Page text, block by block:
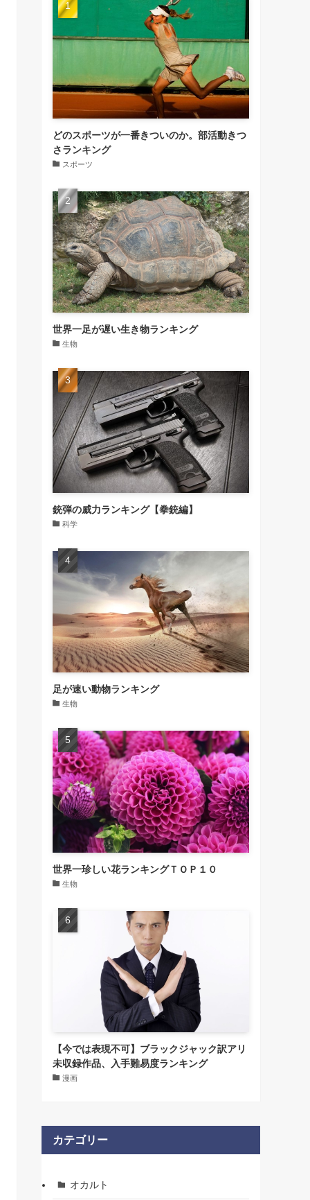
どのスポーツが一番きついのか。部活動きつ
さランキング
スポーツ
世界一足が遅い生き物ランキング
生物
銃弾の威力ランキング【拳銃編】
科学
足が速い動物ランキング
生物
世界一珍しい花ランキングＴＯＰ１０
生物
【今では表現不可】ブラックジャック訳アリ
未収録作品、入手難易度ランキング
漫画
カテゴリー
オカルト